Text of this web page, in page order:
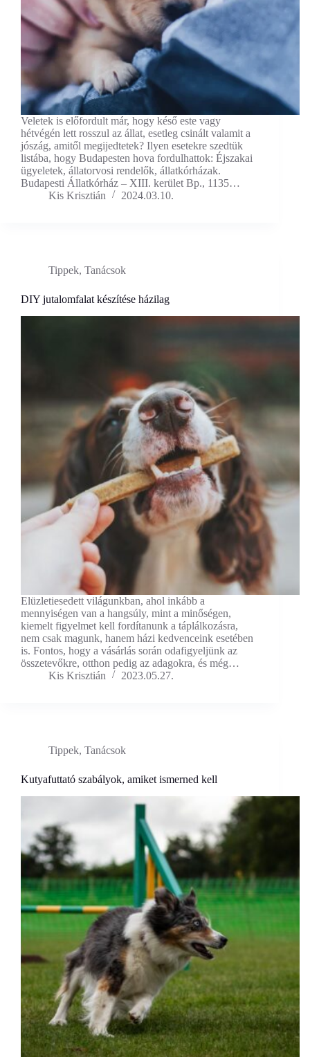
Veletek is előfordult már, hogy késő este vagy
hétvégén lett rosszul az állat, esetleg csinált valamit a
jószág, amitől megijedtetek? Ilyen esetekre szedtük
listába, hogy Budapesten hova fordulhattok: Éjszakai
ügyeletek, állatorvosi rendelők, állatkórházak.
Budapesti Állatkórház – XIII. kerület Bp., 1135…
Kis Krisztián
2024.03.10.
Tippek, Tanácsok
DIY jutalomfalat készítése házilag
Elüzletiesedett világunkban, ahol inkább a
mennyiségen van a hangsúly, mint a minőségen,
kiemelt figyelmet kell fordítanunk a táplálkozásra,
nem csak magunk, hanem házi kedvenceink esetében
is. Fontos, hogy a vásárlás során odafigyeljünk az
összetevőkre, otthon pedig az adagokra, és még…
Kis Krisztián
2023.05.27.
Tippek, Tanácsok
Kutyafuttató szabályok, amiket ismerned kell